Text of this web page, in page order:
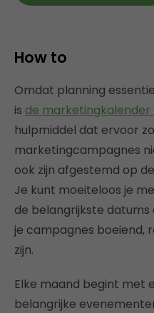
How to
Omdat planning
is de marketingkalender
hulpmiddel dat ervoor
marketingcampagnes
ook zijn afgestemd op
Je kunt moeiteloos je
de belangrijkste
je campagnes boeiend,
zijn.
Elke maand begint met
belangrijke